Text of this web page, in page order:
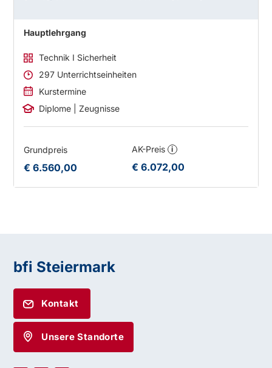
Hauptlehrgang
Technik I Sicherheit
297 Unterrichtseinheiten
Kurstermine
Diplome | Zeugnisse
Grundpreis
€ 6.560,00
AK-Preis i
€ 6.072,00
bfi Steiermark
Kontakt
Unsere Standorte